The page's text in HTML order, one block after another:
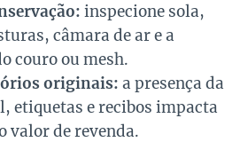
inspecione sola,
câmara de ar e a
couro ou mesh.
originais: a presença da
etiquetas e recibos impacta
valor de revenda.